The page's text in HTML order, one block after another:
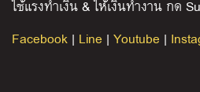
ใช้แรงทำเงิน & ให้เงินทำงาน กด
Facebook | Line | Youtube |